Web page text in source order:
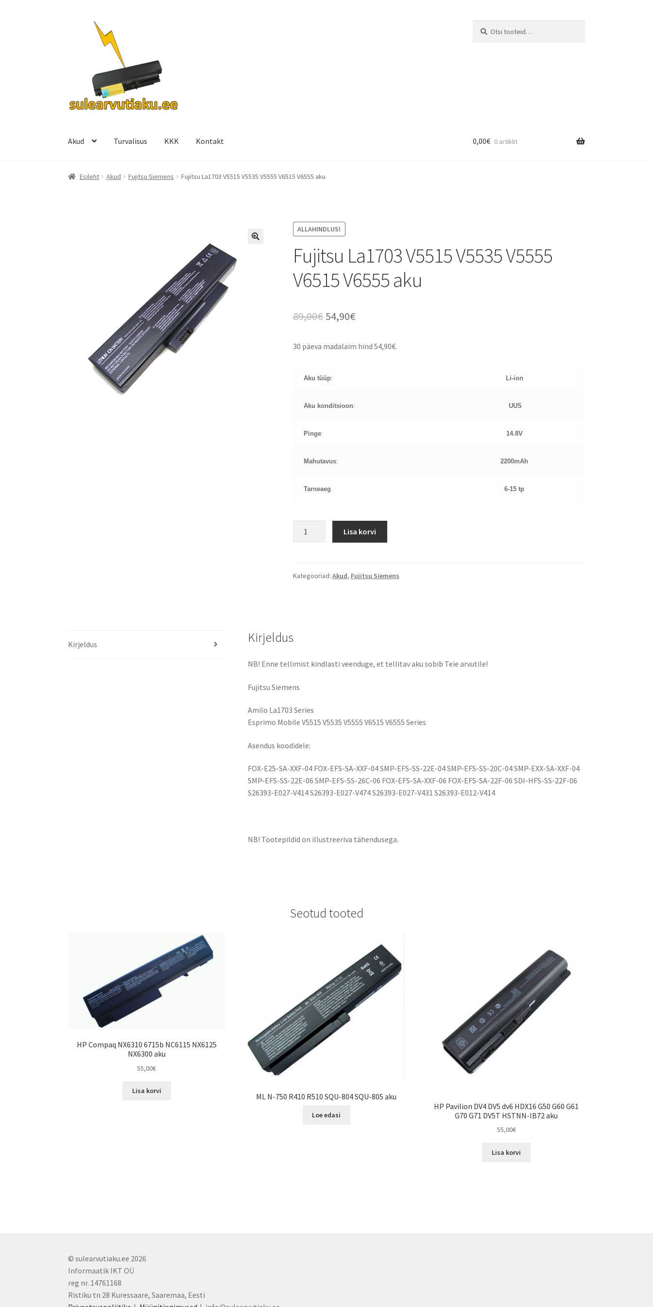
navigeerimisele
Akud Turvalisus KKK Kontakt 0,00€ 0 artiklit
Esileht Akud Fujitsu Siemens Fujitsu La1703 V5515 V5535 V5555 V6515 V6555 aku
ALLAHINDLUS!
Fujitsu La1703 V5515 V5535 V5555
V6515 V6555 aku
89,00€ Algne
oli:
54,90€Current
is:
30 päeva madalaim hind 54,90€.
Aku tüüp: Li-ion
Aku konditsioon: UUS
Pinge: 14.8V
Mahutavus: 2200mAh
Tarneaeg 6-15 tp
V5555
Lisa korvi
Kategooriad: Akud, Fujitsu Siemens
Kirjeldus Kirjeldus
NB! Enne tellimist kindlasti veenduge, et tellitav aku sobib Teie arvutile!
Fujitsu Siemens
Amilo La1703 Series
Esprimo Mobile V5515 V5535 V5555 V6515 V6555 Series
Asendus koodidele:
FOX-E25-SA-XXF-04 FOX-EFS-SA-XXF-04 SMP-EFS-SS-22E-04 SMP-EFS-SS-20C-04 SMP-EXX-SA-XXF-04
SMP-EFS-SS-22E-06 SMP-EFS-SS-26C-06 FOX-EFS-SA-XXF-06 FOX-EFS-SA-22F-06 SDI-HFS-SS-22F-06
S26393-E027-V414 S26393-E027-V474 S26393-E027-V431 S26393-E012-V414
NB! Tootepildid on illustreeriva tähendusega.
Seotud tooted
HP Compaq NX6310 6715b NC6115 NX6125
NX6300 aku
55,00€
Lisa korvi
ML N-750 R410 R510 SQU-804 SQU-805 aku
Loe edasi
HP Pavilion DV4 DV5 dv6 HDX16 G50 G60 G61
G70 G71 DV5T HSTNN-IB72 aku
55,00€
Lisa korvi
© sulearvutiaku.ee 2026
Informaatik IKT OÜ
reg nr. 14761168
Ristiku tn 28 Kuressaare, Saaremaa, Eesti